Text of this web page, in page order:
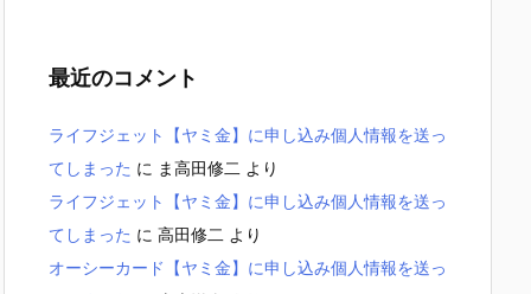
最近のコメント
ライフジェット【ヤミ金】に申し込み個人情報を送っ
てしまった に ま高田修二 より
ライフジェット【ヤミ金】に申し込み個人情報を送っ
てしまった に 高田修二 より
オーシーカード【ヤミ金】に申し込み個人情報を送っ